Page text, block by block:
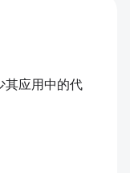
其应用中的代